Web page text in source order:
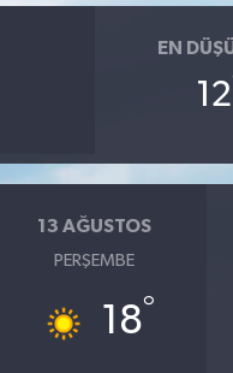
EN
12
13 AĞUSTOS
PERŞEMBE
18°